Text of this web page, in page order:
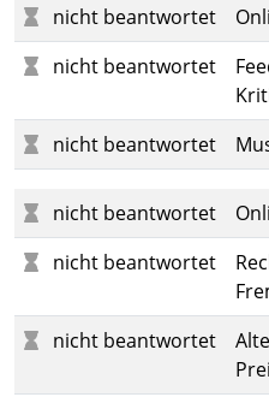
nicht beantwortet
nicht beantwortet
nicht beantwortet
nicht beantwortet
nicht beantwortet
nicht beantwortet